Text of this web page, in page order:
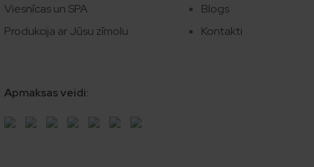
Viesnīcas un SPA
Produkcija ar Jūsu zīmolu
Apmaksas veidi:
Blogs
Kontakti